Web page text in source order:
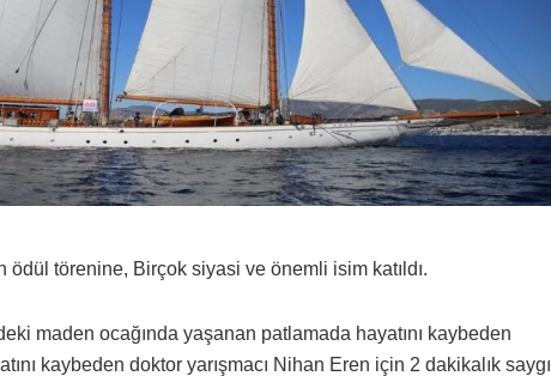
törenine, Birçok siyasi ve önemli isim katıldı.
maden ocağında yaşanan patlamada hayatını kaybeden
kaybeden doktor yarışmacı Nihan Eren için 2 dakikalık saygı